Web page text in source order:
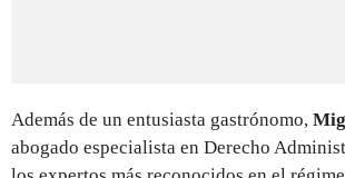
Además de un entusiasta gastrónomo,
abogado especialista en Derecho